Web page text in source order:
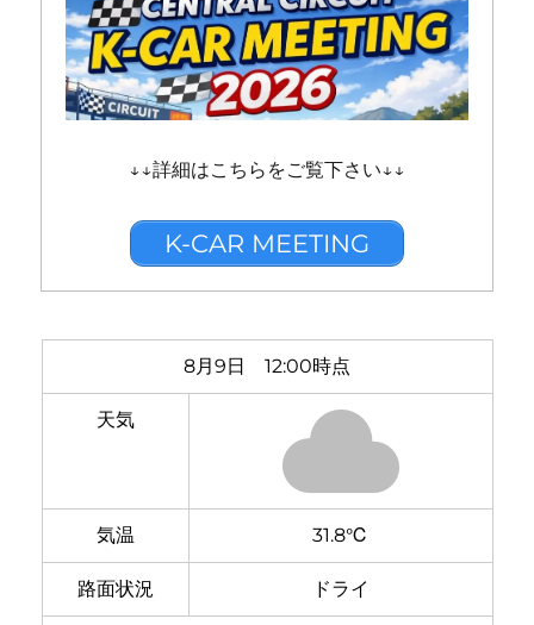
↓↓詳細はこちらをご覧下さい↓↓
K-CAR MEETING
8月9日 12:00時点
天気
気温 31.8℃
路面状況 ドライ